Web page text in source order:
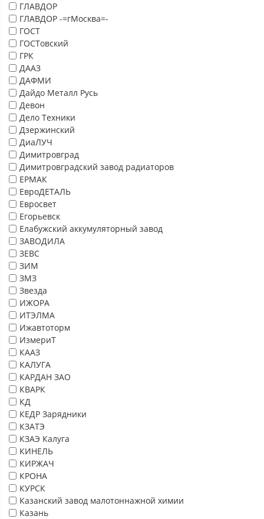
ГЛАВДОР
ГЛАВДОР -=гМосква=-
ГОСТ
ГОСТовский
ГРК
ДААЗ
ДАФМИ
Дайдо Металл Русь
Девон
Дело Техники
Дзержинский
ДиаЛУЧ
Димитровград
Димитровградский завод радиаторов
ЕРМАК
ЕвроДЕТАЛЬ
Евросвет
Егорьевск
Елабужский аккумуляторный завод
ЗАВОДИЛА
ЗЕВС
ЗИМ
ЗМЗ
Звезда
ИЖОРА
ИТЭЛМА
Ижавтоторм
ИзмериТ
КААЗ
КАЛУГА
КАРДАН ЗАО
КВАРК
КД
КЕДР Зарядники
КЗАТЭ
КЗАЭ Калуга
КИНЕЛЬ
КИРЖАЧ
КРОНА
КУРСК
Казанский завод малотоннажной химии
Казань